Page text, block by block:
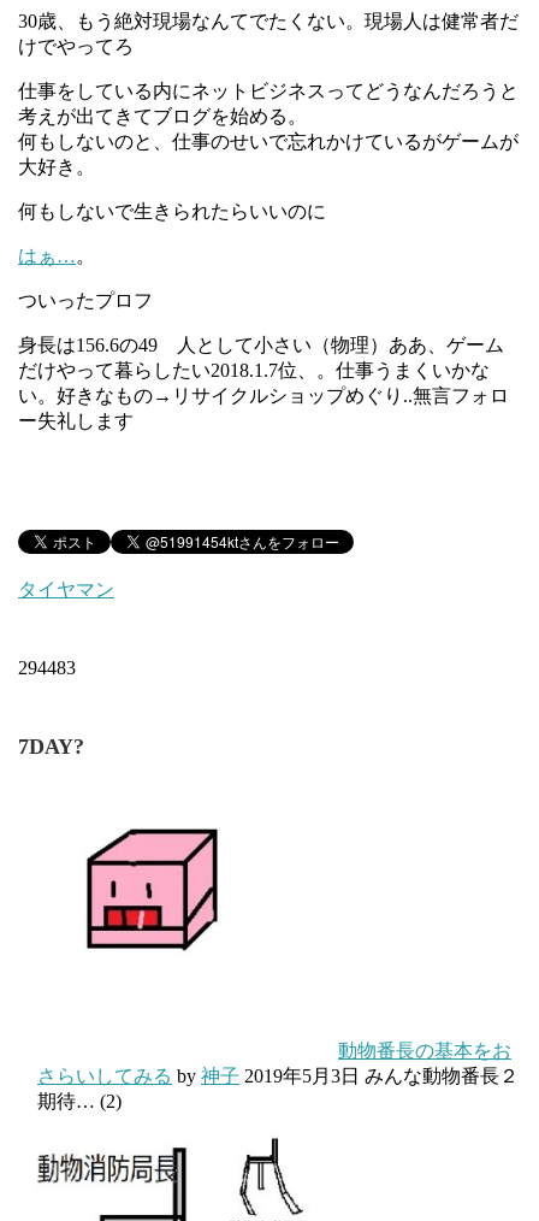
30歳、もう絶対現場なんてでたくない。現場人は健常者だ
けでやってろ
仕事をしている内にネットビジネスってどうなんだろうと
考えが出てきてブログを始める。
何もしないのと、仕事のせいで忘れかけているがゲームが
大好き。
何もしないで生きられたらいいのに
はぁ…。
ついったプロフ
身長は156.6の49 人として小さい（物理）ああ、ゲーム
だけやって暮らしたい2018.1.7位、。仕事うまくいかな
い。好きなもの→リサイクルショップめぐり..無言フォロ
ー失礼します
タイヤマン
294483
7DAY?
動物番長の基本をお
さらいしてみる by 神子 2019年5月3日 みんな動物番長２
期待… (2)